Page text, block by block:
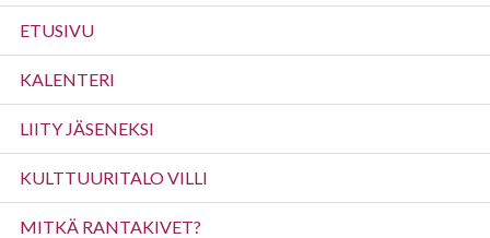
Ensisijainen
valikko
ETUSIVU
KALENTERI
LIITY JÄSENEKSI
KULTTUURITALO VILLI
MITKÄ RANTAKIVET?